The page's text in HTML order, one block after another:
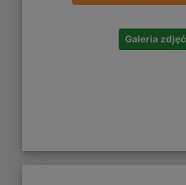
Galeria zdjęć